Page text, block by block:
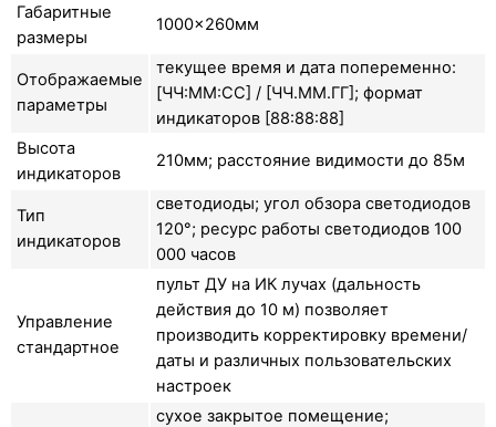
Габаритные
размеры
1000×260мм
Отображаемые
параметры
текущее время и дата попеременно:
[ЧЧ:ММ:СС] / [ЧЧ.ММ.ГГ]; формат
индикаторов [88:88:88]
Высота
индикаторов
210мм; расстояние видимости до 85м
Тип
индикаторов
светодиоды; угол обзора светодиодов
120°; ресурс работы светодиодов 100
000 часов
Управление
стандартное
пульт ДУ на ИК лучах (дальность
действия до 10 м) позволяет
производить корректировку времени/
даты и различных пользовательских
настроек
сухое закрытое помещение;